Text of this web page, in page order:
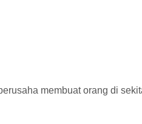
membuat orang di